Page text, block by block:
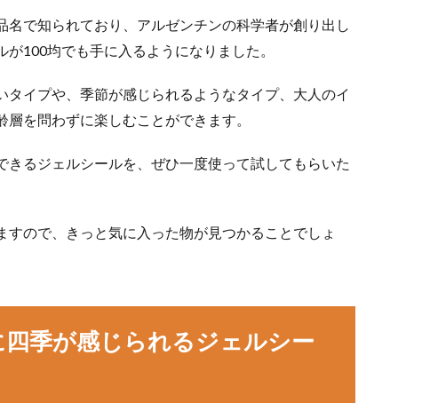
名で知られており、アルゼンチンの科学者が創り出し
100均でも手に入るようになりました。
イプや、季節が感じられるようなタイプ、大人のイ
を問わずに楽しむことができます。
るジェルシールを、ぜひ一度使って試してもらいた
ので、きっと気に入った物が見つかることでしょ
季が感じられるジェルシー